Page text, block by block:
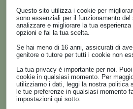
galleria di stampe e preziose foto
delle tonnare e dei “tonnaroti” al
“Fornitore Ufficiale della Real
sono i documenti che
aziendale in corso di allestimento.
I Callipo hanno custodito
“pezzi” importanti da rendere
un plastico di una delle più
“pizzitane”, attrezzi dei tonnaroti,
Questo sito utilizza i cookie per
sono essenziali per il funzionamento
analizzare e migliorare la tua
opzioni e fai la tua scelta.
Se hai meno di 16 anni, assicurati di
genitore o tutore per tutti i cookie non
La tua privacy è importante per noi.
cookie in qualsiasi momento. Per
utilizziamo i dati, leggi la nostra politica
le tue preferenze in qualsiasi momento
impostazioni qui sotto.